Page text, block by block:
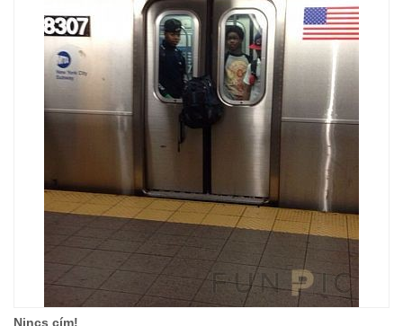
Nincs cím!